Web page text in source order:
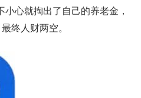
心就掏出了自己的养老金，
终人财两空。